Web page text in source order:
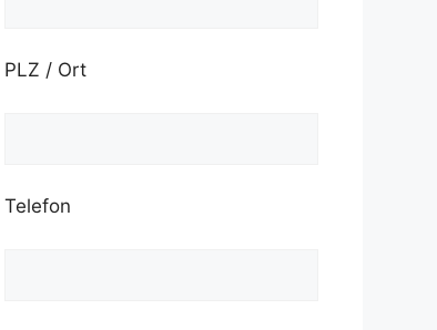
PLZ / Ort
Telefon